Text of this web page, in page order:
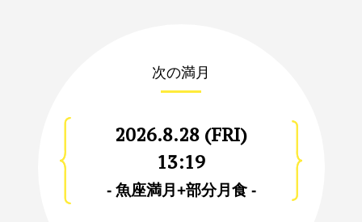
次の満月
2026.8.28 (FRI)
13:19
- 魚座満月+部分月食 -